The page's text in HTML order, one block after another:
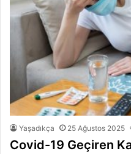
Yaşadıkça 25 Ağustos 2025
Covid-19 Geçiren